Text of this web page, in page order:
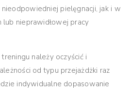
pielęgnacji, jak i w
lub nieprawidłowej pracy
należy oczyścić i
od typu przejażdżki raz
indywidualne dopasowanie